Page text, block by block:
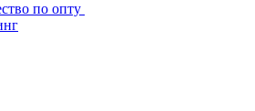
по опту